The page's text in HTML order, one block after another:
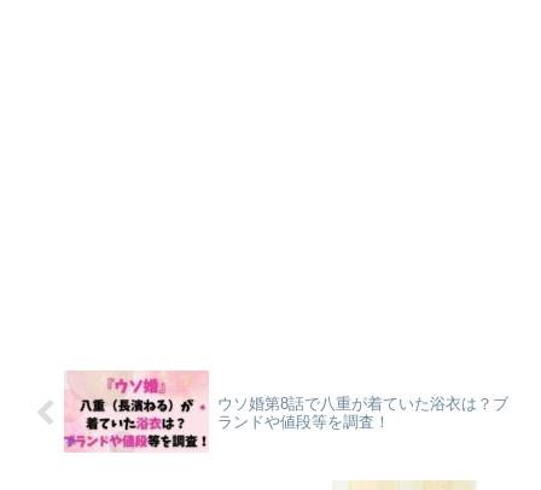
ウソ婚第8話で八重が着ていた浴衣は？ブ
ランドや値段等を調査！